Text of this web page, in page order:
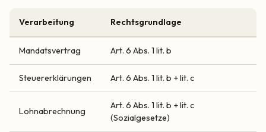
Verarbeitung Rechtsgrundlage
Mandatsvertrag Art. 6 Abs. 1 lit. b
Steuererklärungen Art. 6 Abs. 1 lit. b + lit. c
Lohnabrechnung
Art. 6 Abs. 1 lit. b + lit. c
(Sozialgesetze)